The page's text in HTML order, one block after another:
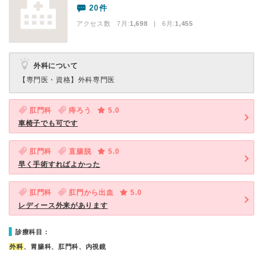
20件
アクセス数 7月:1,698 | 6月:1,455
外科について
【専門医・資格】 外科専門医
肛門科 痔ろう
5.0
車椅子でも可です
肛門科 直腸脱
5.0
早く手術すればよかった
肛門科 肛門から出血
5.0
レディース外来があります
診療科目：
外科、胃腸科、肛門科、内視鏡